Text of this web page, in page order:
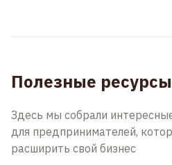
Полезные
Здесь мы собрали
для предпринимателей,
расширить свой бизнес